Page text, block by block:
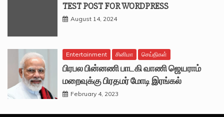
TEST POST FOR WORDPRESS
August 14, 2024
Entertainment சினிமா செய்திகள்
பிரபல பின்னணி பாடகி வாணி ஜெயராம்
மறைவுக்கு பிரதமர் மோடி இரங்கல்
February 4, 2023